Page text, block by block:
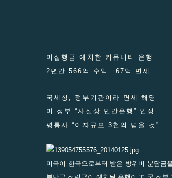
미집행금 예치한 커뮤니티 은행
2년간 566억 수익…67억 면세
국세청, 정부기관이라 면세 해명
미 정부 “사실상 민간은행” 인정
평통사 “이자규모 3천억 넘을 것”
미국이 한국으로부터 받은 방위비 분담금